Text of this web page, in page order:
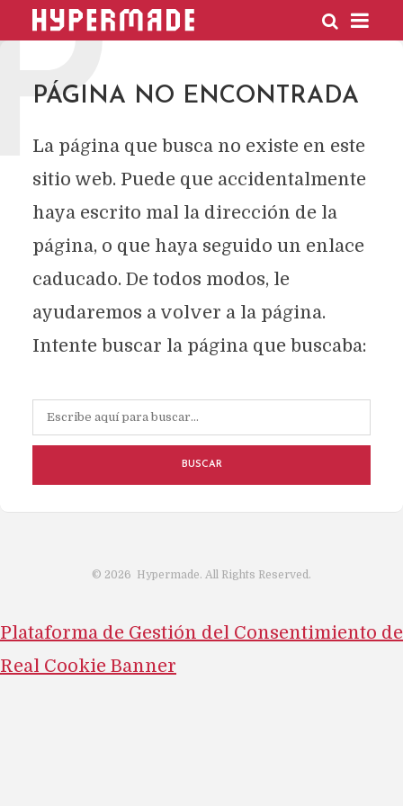
HYPERMADE
PÁGINA NO ENCONTRADA
La página que busca no existe en este
sitio web. Puede que accidentalmente
haya escrito mal la dirección de la
página, o que haya seguido un enlace
caducado. De todos modos, le
ayudaremos a volver a la página.
Intente buscar la página que buscaba:
BUSCAR
© 2026 Hypermade. All Rights Reserved.
Plataforma de Gestión del Consentimiento de
Real Cookie Banner